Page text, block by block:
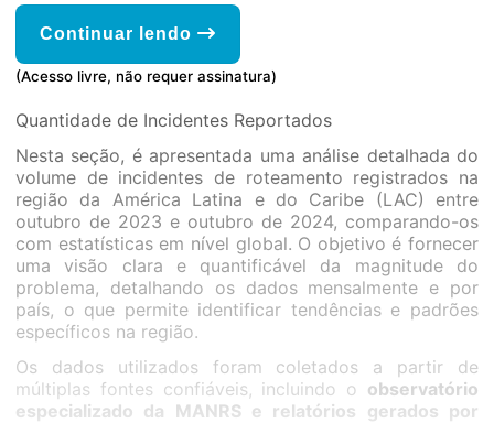
Continuar lendo
(Acesso livre, não requer assinatura)
Quantidade de Incidentes Reportados
Nesta seção, é apresentada uma análise detalhada do
volume de incidentes de roteamento registrados na
região da América Latina e do Caribe (LAC) entre
outubro de 2023 e outubro de 2024, comparando-os
com estatísticas em nível global. O objetivo é fornecer
uma visão clara e quantificável da magnitude do
problema, detalhando os dados mensalmente e por
país, o que permite identificar tendências e padrões
específicos na região.
Os dados utilizados foram coletados a partir de
múltiplas fontes confiáveis, incluindo o observatório
especializado da MANRS e relatórios gerados por